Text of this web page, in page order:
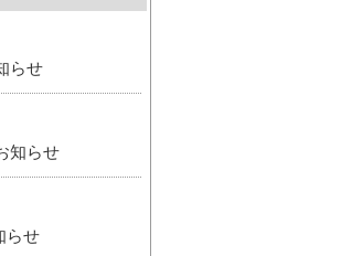
らせ
知らせ
らせ